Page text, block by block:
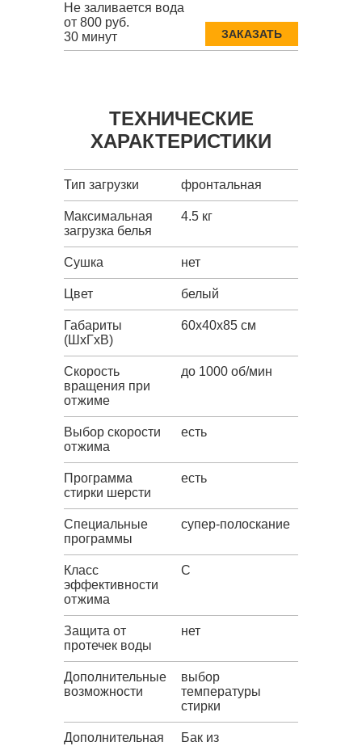
Не заливается вода
от 800 руб.
30 минут
ЗАКАЗАТЬ
ТЕХНИЧЕСКИЕ
ХАРАКТЕРИСТИКИ
Тип загрузки фронтальная
Максимальная
загрузка белья
4.5 кг
Сушка нет
Цвет белый
Габариты
(ШxГxВ)
60x40x85 см
Скорость
вращения при
отжиме
до 1000 об/мин
Выбор скорости
отжима
есть
Программа
стирки шерсти
есть
Специальные
программы
супер-полоскание
Класс
эффективности
отжима
C
Защита от
протечек воды
нет
Дополнительные
возможности
выбор
температуры
стирки
Дополнительная
Бак из